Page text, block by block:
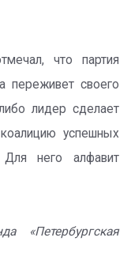
что партия
переживет своего
лидер сделает
успешных
него алфавит
«Петербургская